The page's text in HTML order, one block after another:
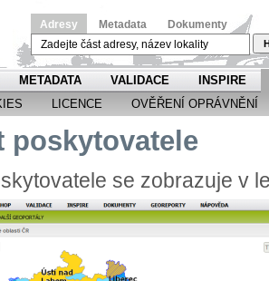
Adresy Metadata Dokumenty
METADATA VALIDACE
INSPIRE
LICENCE OVĚŘENÍ OPRÁVNĚNÍ
poskytovatele
se zobrazuje v